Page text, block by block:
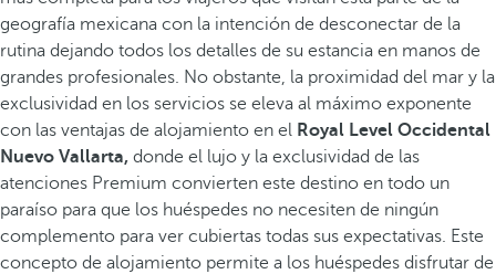
geografía mexicana con la intención de desconectar de la
rutina dejando todos los detalles de su estancia en manos de
grandes profesionales. No obstante, la proximidad del mar y la
exclusividad en los servicios se eleva al máximo exponente
con las ventajas de alojamiento en el Royal Level Occidental
Nuevo Vallarta, donde el lujo y la exclusividad de las
atenciones Premium convierten este destino en todo un
paraíso para que los huéspedes no necesiten de ningún
complemento para ver cubiertas todas sus expectativas. Este
concepto de alojamiento permite a los huéspedes disfrutar de